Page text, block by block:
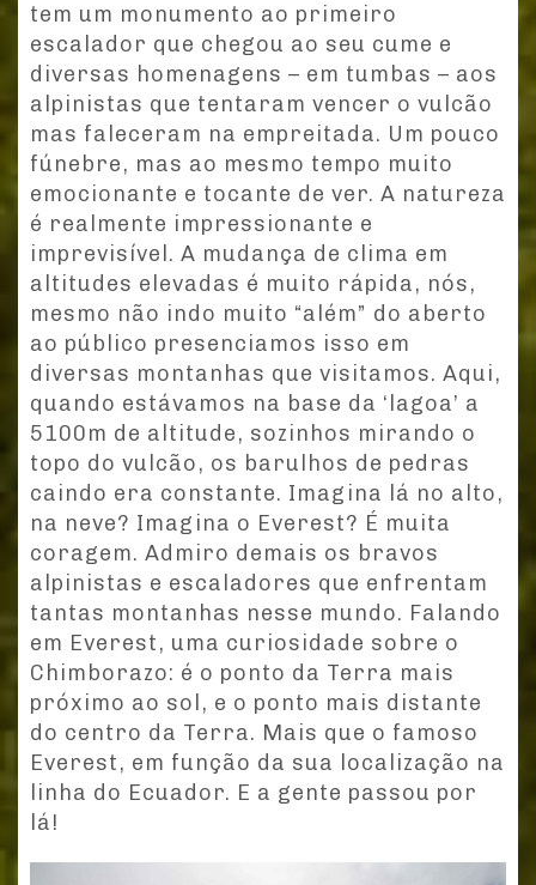
tem um monumento ao primeiro
escalador que chegou ao seu cume e
diversas homenagens – em tumbas – aos
alpinistas que tentaram vencer o vulcão
mas faleceram na empreitada. Um pouco
fúnebre, mas ao mesmo tempo muito
emocionante e tocante de ver. A natureza
é realmente impressionante e
imprevisível. A mudança de clima em
altitudes elevadas é muito rápida, nós,
mesmo não indo muito “além” do aberto
ao público presenciamos isso em
diversas montanhas que visitamos. Aqui,
quando estávamos na base da ‘lagoa’ a
5100m de altitude, sozinhos mirando o
topo do vulcão, os barulhos de pedras
caindo era constante. Imagina lá no alto,
na neve? Imagina o Everest? É muita
coragem. Admiro demais os bravos
alpinistas e escaladores que enfrentam
tantas montanhas nesse mundo. Falando
em Everest, uma curiosidade sobre o
Chimborazo: é o ponto da Terra mais
próximo ao sol, e o ponto mais distante
do centro da Terra. Mais que o famoso
Everest, em função da sua localização na
linha do Ecuador. E a gente passou por
lá!